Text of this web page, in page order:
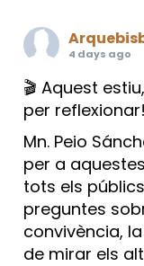
4 days ago
🎬 Aquest
per reflexionar!
Mn. Peio
per a
tots els
preguntes
convivència,
de mirar els